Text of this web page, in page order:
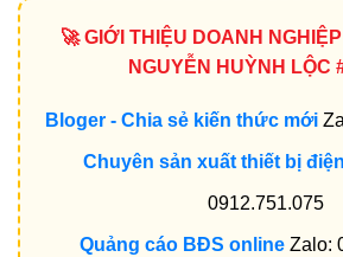
🚀 GIỚI THIỆU DOANH
NGUYỄN HUỲNH LỘC
Bloger - Chia sẻ kiến thức mới
Chuyên sản xuất thiết bị
0912.751.075
Quảng cáo BĐS onlineZalo: